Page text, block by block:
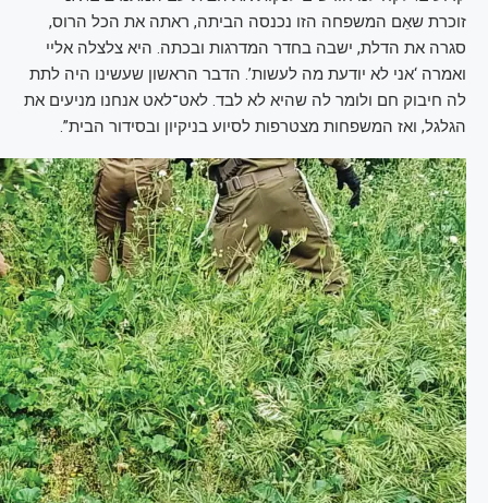
זוכרת שאֵם המשפחה הזו נכנסה הביתה, ראתה את הכל הרוס,
סגרה את הדלת, ישבה בחדר המדרגות ובכתה. היא צלצלה אליי
ואמרה ‘אני לא יודעת מה לעשות’. הדבר הראשון שעשינו היה לתת
לה חיבוק חם ולומר לה שהיא לא לבד. לאט־לאט אנחנו מניעים את
הגלגל, ואז המשפחות מצטרפות לסיוע בניקיון ובסידור הבית”.